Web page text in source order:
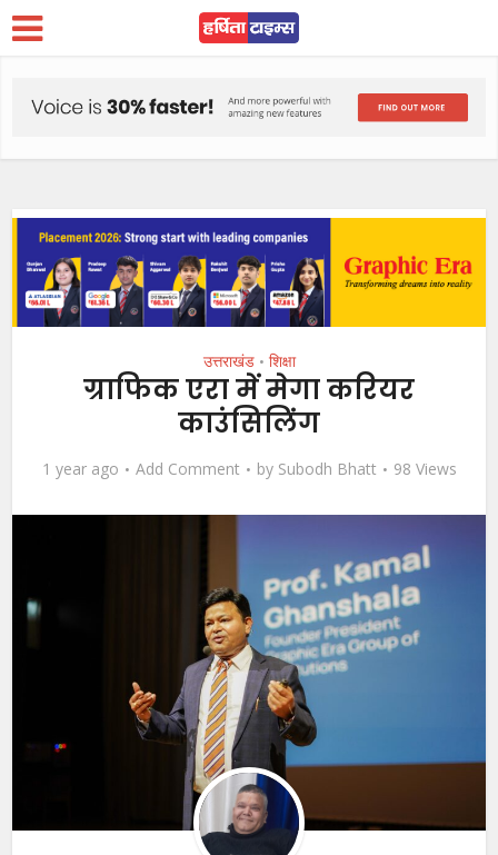
उत्तराखंड • शिक्षा
ग्राफिक एरा में मेगा करियर
काउंसिलिंग
1 year ago Add Comment by Subodh Bhatt 98 Views